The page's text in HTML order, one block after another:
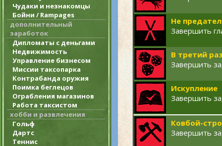
Чудаки и незнакомцы
Бойни / Rampages
дополнительный
заработок
Дипломаты с деньгами
Недвижимость
Управление бизнесом
Миссии таксопарка
Контрабанда оружия
Поимка беглецов
Ограбления магазинов
Работа таксистом
хобби и развлечения
Гольф
Дартс
Теннис
Не
Завершить
В третий
Завершить
Искупление
Завершить
Ковбой-
Завершить